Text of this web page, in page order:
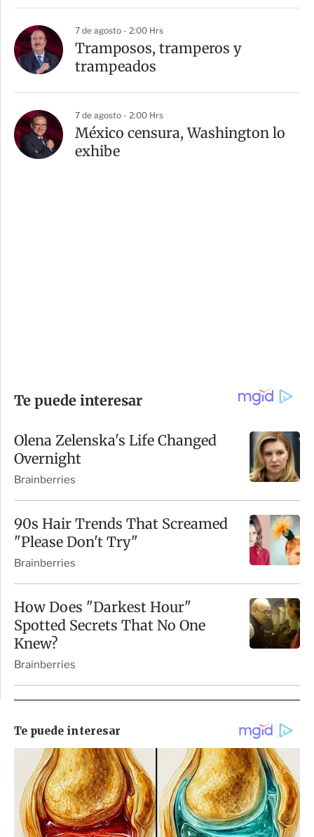
7 de agosto - 2:00 Hrs
Tramposos, tramperos y
trampeados
7 de agosto - 2:00 Hrs
México censura, Washington lo
exhibe